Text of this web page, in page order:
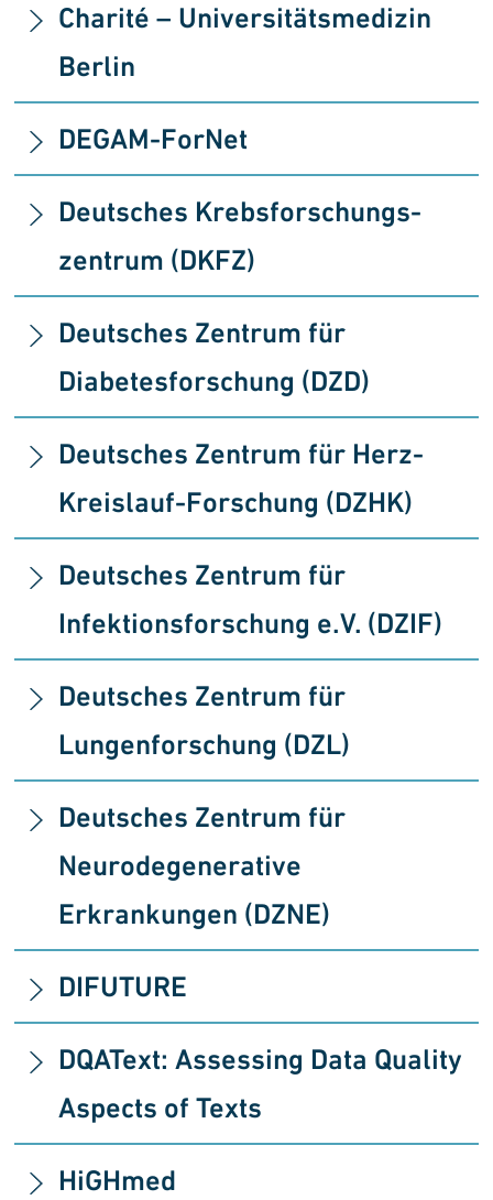
Charité – Universitäts­medizin
Berlin
DEGAM-ForNet
Deutsches Krebs­forschungs­
zentrum (DKFZ)
Deutsches Zentrum für
Diabetesforschung (DZD)
Deutsches Zentrum für Herz-
Kreislauf-Forschung (DZHK)
Deutsches Zentrum für
Infektionsforschung e.V. (DZIF)
Deutsches Zentrum für
Lungenforschung (DZL)
Deutsches Zentrum für
Neurodegenerative
Erkrankungen (DZNE)
DIFUTURE
DQAText: Assessing Data Quality
Aspects of Texts
HiGHmed